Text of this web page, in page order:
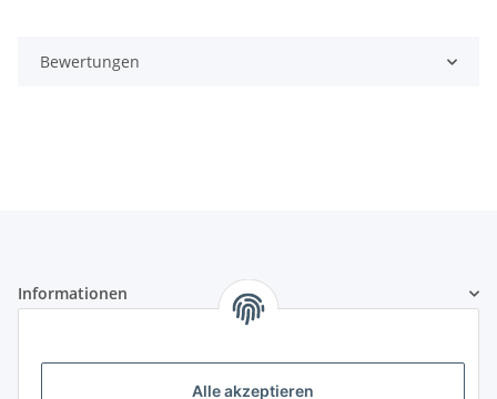
Alle akzeptieren
Bewertungen
Informationen